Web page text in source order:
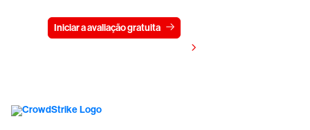
Iniciar a avaliação gratuita